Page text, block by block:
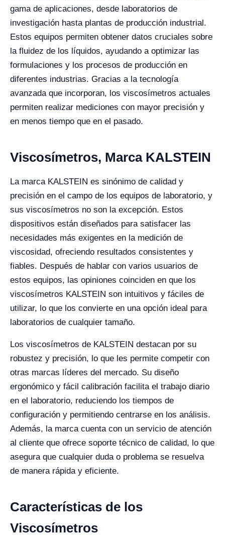
gama de aplicaciones, desde laboratorios de
investigación hasta plantas de producción industrial.
Estos equipos permiten obtener datos cruciales sobre
la fluidez de los líquidos, ayudando a optimizar las
formulaciones y los procesos de producción en
diferentes industrias. Gracias a la tecnología
avanzada que incorporan, los viscosímetros actuales
permiten realizar mediciones con mayor precisión y
en menos tiempo que en el pasado.
Viscosímetros, Marca KALSTEIN
La marca KALSTEIN es sinónimo de calidad y
precisión en el campo de los equipos de laboratorio, y
sus viscosímetros no son la excepción. Estos
dispositivos están diseñados para satisfacer las
necesidades más exigentes en la medición de
viscosidad, ofreciendo resultados consistentes y
fiables. Después de hablar con varios usuarios de
estos equipos, las opiniones coinciden en que los
viscosímetros KALSTEIN son intuitivos y fáciles de
utilizar, lo que los convierte en una opción ideal para
laboratorios de cualquier tamaño.
Los viscosímetros de KALSTEIN destacan por su
robustez y precisión, lo que les permite competir con
otras marcas líderes del mercado. Su diseño
ergonómico y fácil calibración facilita el trabajo diario
en el laboratorio, reduciendo los tiempos de
configuración y permitiendo centrarse en los análisis.
Además, la marca cuenta con un servicio de atención
al cliente que ofrece soporte técnico de calidad, lo que
asegura que cualquier duda o problema se resuelva
de manera rápida y eficiente.
Características de los
Viscosímetros